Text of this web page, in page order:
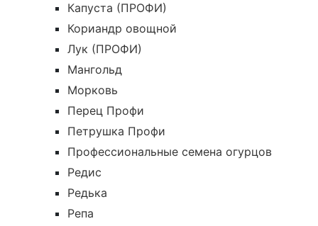
Капуста (ПРОФИ)
Кориандр овощной
Лук (ПРОФИ)
Мангольд
Морковь
Перец Профи
Петрушка Профи
Профессиональные семена огурцов
Редис
Редька
Репа